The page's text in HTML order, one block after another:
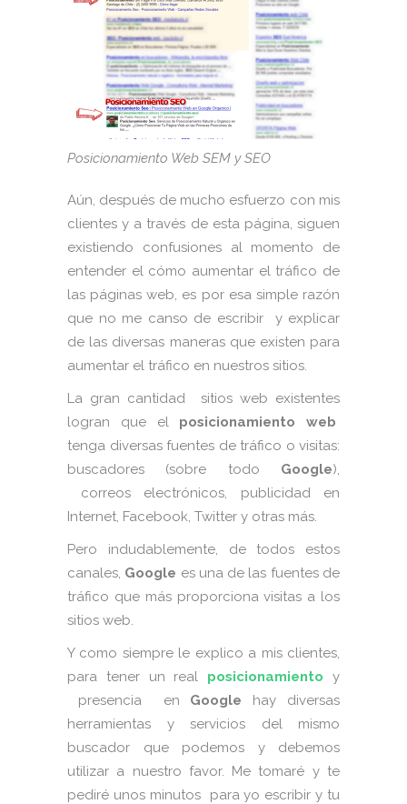
Posicionamiento Web SEM y SEO
Aún, después de mucho esfuerzo con mis
clientes y a través de esta página, siguen
existiendo confusiones al momento de
entender el cómo aumentar el tráfico de
las páginas web, es por esa simple razón
que no me canso de escribir y explicar
de las diversas maneras que existen para
aumentar el tráfico en nuestros sitios.
La gran cantidad sitios web existentes
logran que el posicionamiento web
tenga diversas fuentes de tráfico o visitas:
buscadores (sobre todo Google),
correos electrónicos, publicidad en
Internet, Facebook, Twitter y otras más.
Pero indudablemente, de todos estos
canales, Google es una de las fuentes de
tráfico que más proporciona visitas a los
sitios web.
Y como siempre le explico a mis clientes,
para tener un real posicionamiento y
presencia en Google hay diversas
herramientas y servicios del mismo
buscador que podemos y debemos
utilizar a nuestro favor. Me tomaré y te
pediré unos minutos para yo escribir y tu